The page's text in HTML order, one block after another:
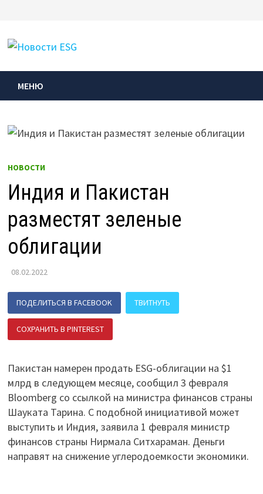
содержимому
МЕНЮ
НОВОСТИ
Индия и Пакистан
разместят зеленые
облигации
08.02.2022
ПОДЕЛИТЬСЯ В FACEBOOK ТВИТНУТЬ
СОХРАНИТЬ В PINTEREST
Пакистан намерен продать ESG-облигации на $1
млрд в следующем месяце, сообщил 3 февраля
Bloomberg со ссылкой на министра финансов страны
Шауката Тарина. С подобной инициативой может
выступить и Индия, заявила 1 февраля министр
финансов страны Нирмала Ситхараман. Деньги
направят на снижение углеродоемкости экономики.